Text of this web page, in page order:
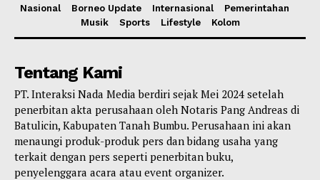
Nasional Borneo Update Internasional
Pemerintahan
Musik
Sports Lifestyle Kolom
Tentang Kami
PT. Interaksi Nada Media berdiri sejak Mei 2024 setelah
penerbitan akta perusahaan oleh Notaris Pang Andreas di
Batulicin, Kabupaten Tanah Bumbu. Perusahaan ini akan
menaungi produk-produk pers dan bidang usaha yang
terkait dengan pers seperti penerbitan buku,
penyelenggara acara atau event organizer.